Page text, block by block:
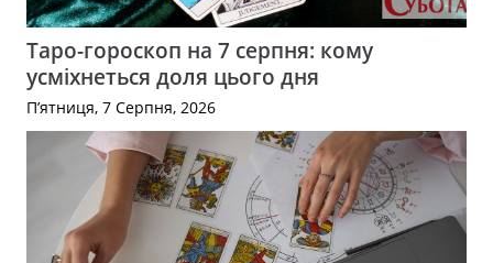
Таро-гороскоп на 7 серпня: кому
усміхнеться доля цього дня
П’ятниця, 7 Серпня, 2026